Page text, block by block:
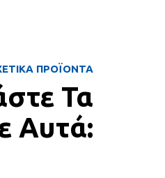
ΠΡΟΪΟΝΤΑ
Τα
Αυτά: